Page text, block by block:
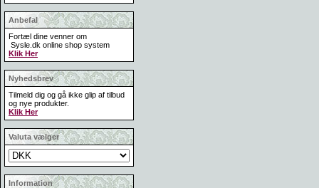
Anbefal
Fortæl dine venner om
Sysle.dk online shop system
Klik Her
Nyhedsbrev
Tilmeld dig og gå ikke glip af tilbud
og nye produkter.
Klik Her
Valuta vælger
Information